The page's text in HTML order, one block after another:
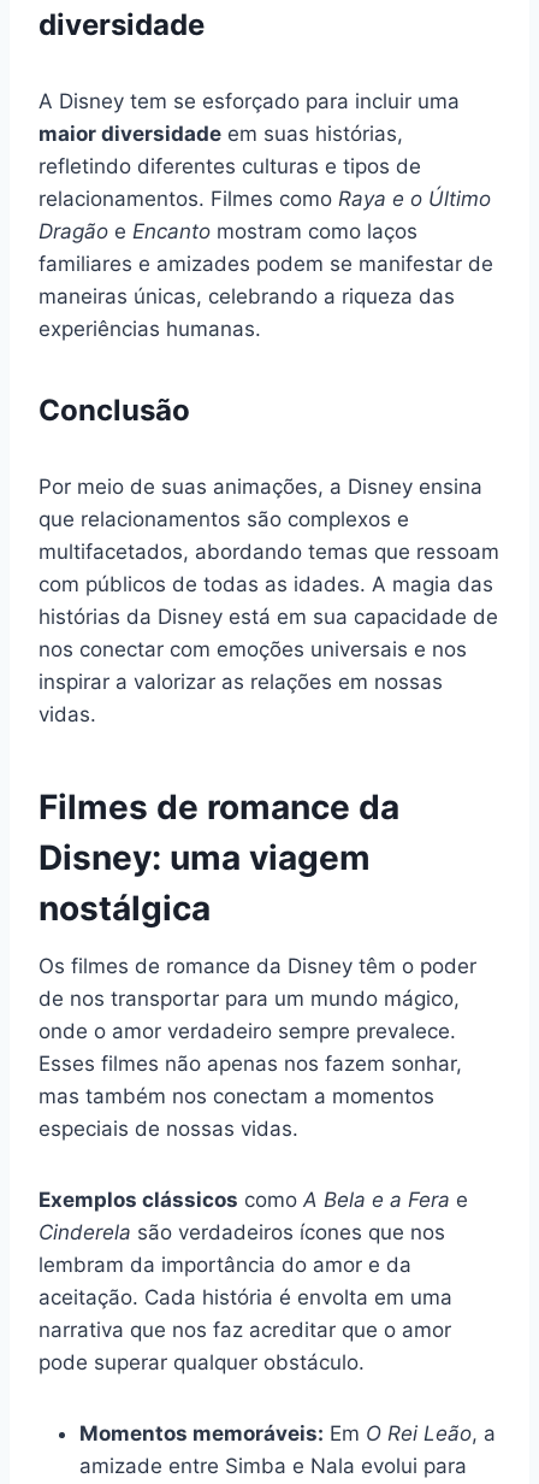
diversidade
A Disney tem se esforçado para incluir uma
maior diversidade em suas histórias,
refletindo diferentes culturas e tipos de
relacionamentos. Filmes como Raya e o Último
Dragão e Encanto mostram como laços
familiares e amizades podem se manifestar de
maneiras únicas, celebrando a riqueza das
experiências humanas.
Conclusão
Por meio de suas animações, a Disney ensina
que relacionamentos são complexos e
multifacetados, abordando temas que ressoam
com públicos de todas as idades. A magia das
histórias da Disney está em sua capacidade de
nos conectar com emoções universais e nos
inspirar a valorizar as relações em nossas
vidas.
Filmes de romance da
Disney: uma viagem
nostálgica
Os filmes de romance da Disney têm o poder
de nos transportar para um mundo mágico,
onde o amor verdadeiro sempre prevalece.
Esses filmes não apenas nos fazem sonhar,
mas também nos conectam a momentos
especiais de nossas vidas.
Exemplos clássicos como A Bela e a Fera e
Cinderela são verdadeiros ícones que nos
lembram da importância do amor e da
aceitação. Cada história é envolta em uma
narrativa que nos faz acreditar que o amor
pode superar qualquer obstáculo.
Momentos memoráveis: Em O Rei Leão, a
amizade entre Simba e Nala evolui para